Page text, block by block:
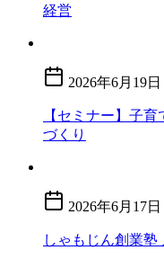
経営
2026年6月19日
【セミナー】子
づくり
2026年6月17日
しゃもじん創業塾